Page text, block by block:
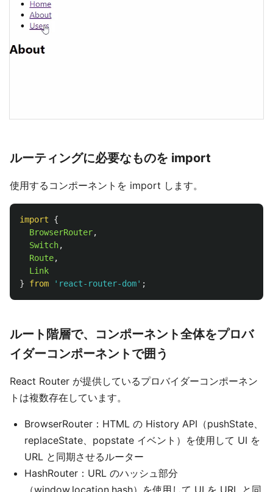
ルーティングに必要なものを import
使用するコンポーネントを import します。
import
{
BrowserRouter,
Switch,
Route,
Link
}
from ' react-router-dom' ;
ルート階層で、コンポーネント全体をプロバ
イダーコンポーネントで囲う
React Router が提供しているプロバイダーコンポーネン
トは複数存在しています。
BrowserRouter：HTML の History API（pushState、
replaceState、popstate イベント）を使用して UI を
URL と同期させるルーター
HashRouter：URL のハッシュ部分